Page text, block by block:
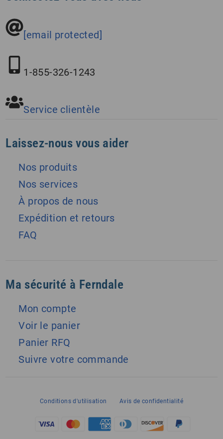
[email protected]
1-855-326-1243
Service clientèle
Laissez-nous vous aider
Nos produits
Nos services
À propos de nous
Expédition et retours
FAQ
Ma sécurité à Ferndale
Mon compte
Voir le panier
Panier RFQ
Suivre votre commande
Conditions d'utilisation Avis de confidentialité